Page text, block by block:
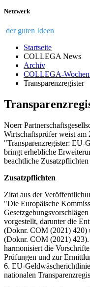
Netzwerk
der guten Ideen
Startseite
COLLEGA News
Archiv
COLLEGA-
Transparenzregister
Noerr
Wirtschaftsprüfer weist am
"Transparenzregister: EU-
bringt erhebliche
beachtliche
Zusatzpflichten
Zitat aus der
"Die Europäische
vorgestellt, darunter die
(Doknr. COM (2021) 420)
(Doknr. COM (2021)
harmonisiert die
Prüfungen und zur
6. EU-
nationalen